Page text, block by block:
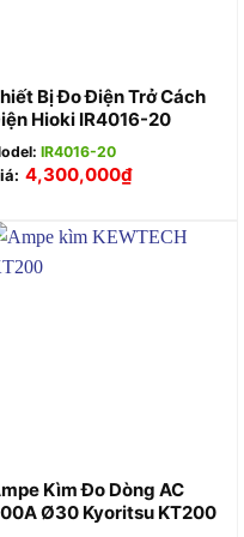
Bị Đo Điện Trở Cách
Hioki IR4016-20
IR4016-20
4,300,000₫
Kìm Đo Dòng AC
Ø30 Kyoritsu KT200